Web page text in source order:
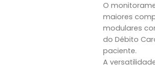
O
maiores
modulares
do Débito
paciente.
A